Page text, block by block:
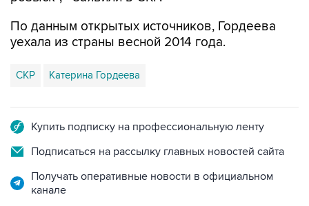
По данным открытых источников, Гордеева
уехала из страны весной 2014 года.
СКР Катерина Гордеева
Купить подписку на профессиональную ленту
Подписаться на рассылку главных новостей сайта
Получать оперативные новости в официальном
канале